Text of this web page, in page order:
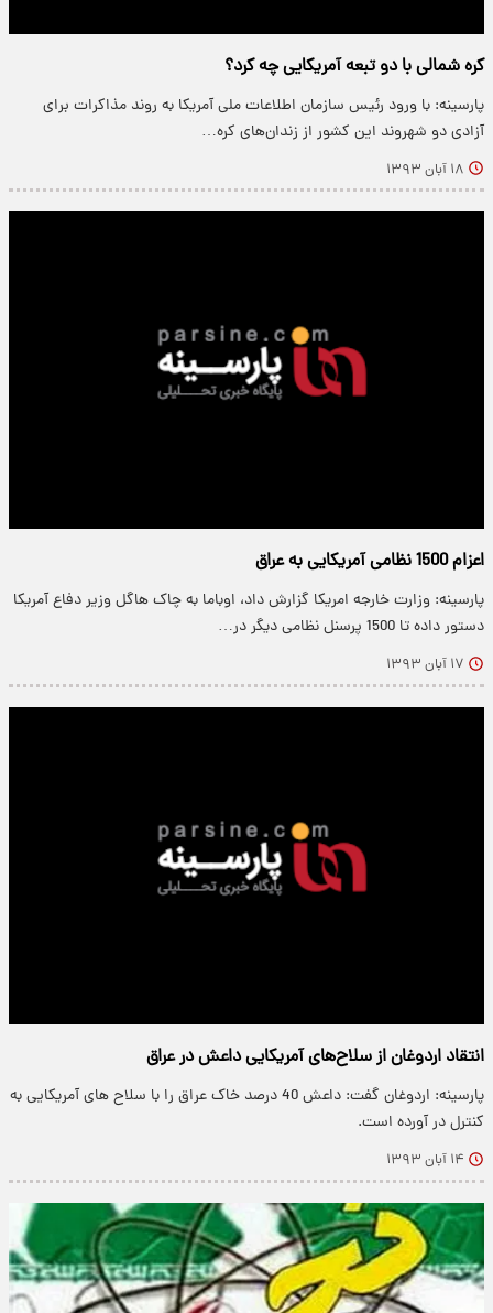
کره شمالی با دو تبعه آمریکایی چه کرد؟
پارسینه: با ورود رئیس سازمان اطلاعات ملی آمریکا به روند مذاکرات برای
آزادی دو شهروند این کشور از زندان‌های کره…
۱۸ آبان ۱۳۹۳
اعزام 1500 نظامی آمریکایی به عراق
پارسینه: وزارت خارجه امریکا گزارش داد، اوباما به چاک هاگل وزیر دفاع آمریکا
دستور داده تا 1500 پرسنل نظامی دیگر در…
۱۷ آبان ۱۳۹۳
انتقاد اردوغان از سلاح‌های آمریکایی داعش در عراق
پارسینه: اردوغان گفت: داعش 40 درصد خاک عراق را با سلاح های آمریکایی به
کنترل در آورده است.
۱۴ آبان ۱۳۹۳